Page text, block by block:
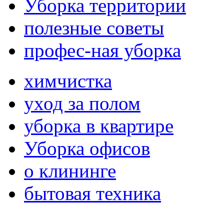
Уборка территории
полезные советы
профес-ная уборка
химчистка
уход за полом
уборка в квартире
Уборка офисов
о клининге
бытовая техника